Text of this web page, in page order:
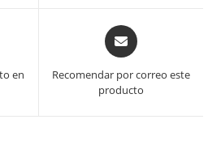
en
Opens
in
new
Recomendar por correo este
producto